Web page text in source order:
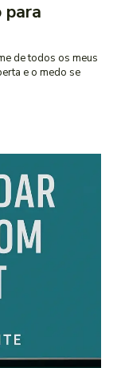
para
de todos os meus